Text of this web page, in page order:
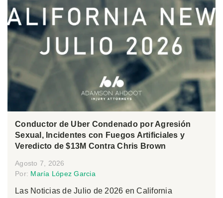
Conductor de Uber Condenado por Agresión
Sexual, Incidentes con Fuegos Artificiales y
Veredicto de $13M Contra Chris Brown
Agosto 7, 2026
Por: María López Garcia
Las Noticias de Julio de 2026 en California